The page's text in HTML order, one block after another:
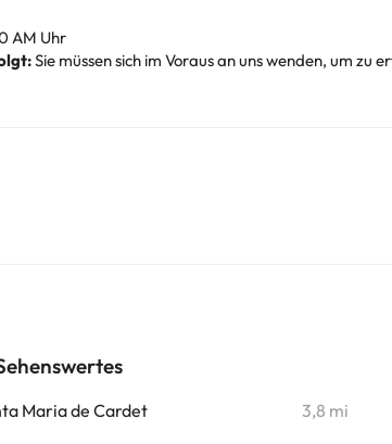
AM Uhr
Sie müssen sich im Voraus an uns wenden, um zu
Maria de Cardet 3,8 mi